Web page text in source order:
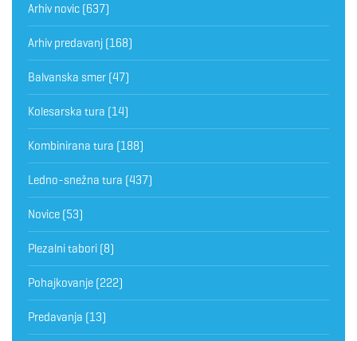
Arhiv novic (637)
Arhiv predavanj (168)
Balvanska smer (47)
Kolesarska tura (14)
Kombinirana tura (188)
Ledno-snežna tura (437)
Novice (53)
Plezalni tabori (8)
Pohajkovanje (222)
Predavanja (13)